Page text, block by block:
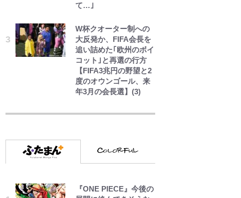
て…｣
W杯クオーター制への
大反発か、FIFA会長を
追い詰めた｢欧州のボイ
コット｣と再選の行方
【FIFA3兆円の野望と2
度のオウンゴール、来
年3月の会長選】(3)
「キャンプツーリン
序や位置」積載のコツ
とは？「実体験レポ」
アユは「怒らせて掛け
『ONE PIECE』今後の